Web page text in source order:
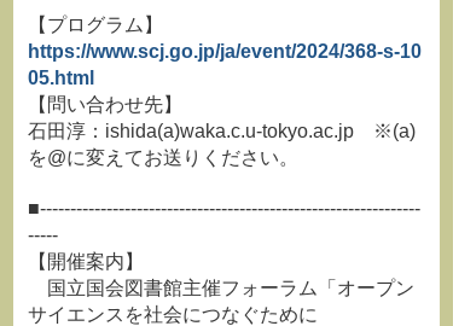
【プログラム】
https://www.scj.go.jp/ja/event/2024/368-s-10
05.html
【問い合わせ先】
石田淳：ishida(a)waka.c.u-tokyo.ac.jp ※(a)
を@に変えてお送りください。
■---------------------------------------------------------------
-----
【開催案内】
国立国会図書館主催フォーラム「オープン
サイエンスを社会につなぐために